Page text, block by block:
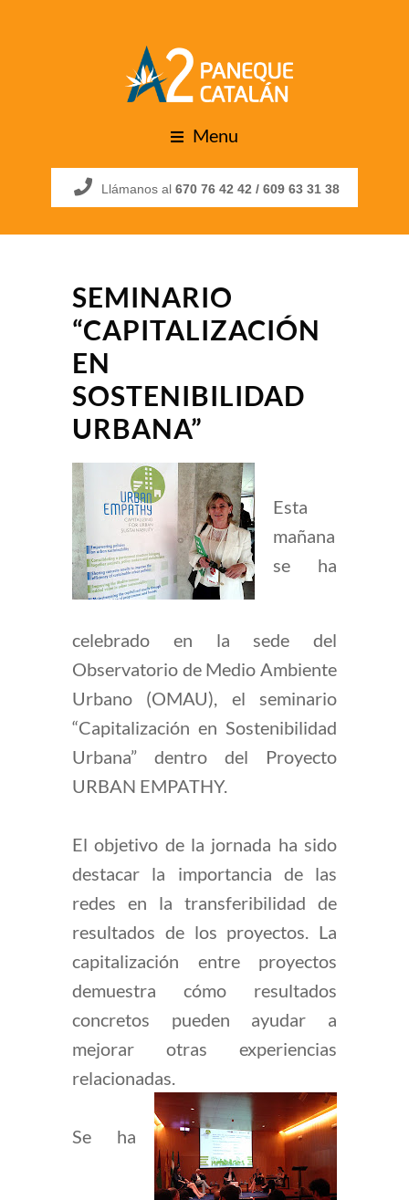
Menu
Llámanos al 670 76 42 42 / 609 63 31 38
SEMINARIO
“CAPITALIZACIÓN
EN
SOSTENIBILIDAD
URBANA”
Esta
mañana
se ha
celebrado en la sede del
Observatorio de Medio Ambiente
Urbano (OMAU), el seminario
“Capitalización en Sostenibilidad
Urbana” dentro del Proyecto
URBAN EMPATHY.
El objetivo de la jornada ha sido
destacar la importancia de las
redes en la transferibilidad de
resultados de los proyectos. La
capitalización entre proyectos
demuestra cómo resultados
concretos pueden ayudar a
mejorar otras experiencias
relacionadas.
Se ha